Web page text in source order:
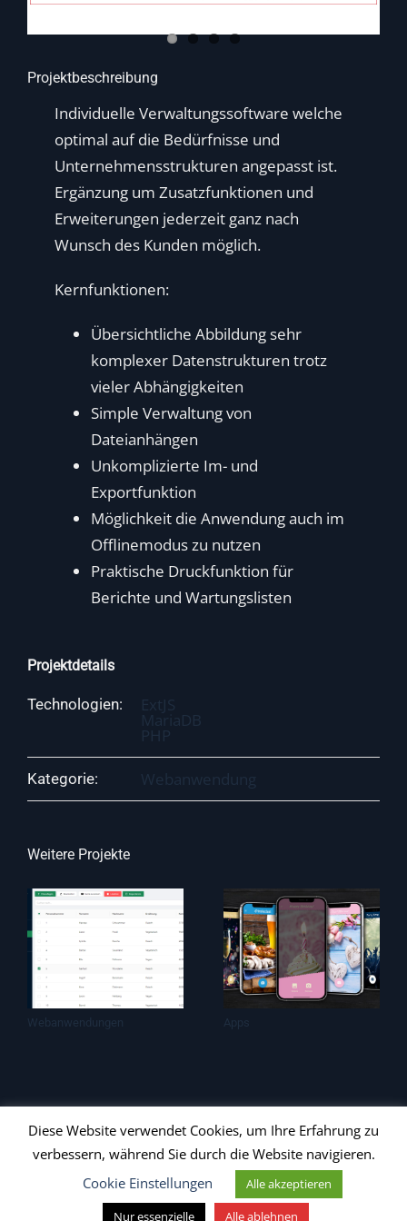
Projektbeschreibung
Individuelle Verwaltungssoftware welche
optimal auf die Bedürfnisse und
Unternehmensstrukturen angepasst ist.
Ergänzung um Zusatzfunktionen und
Erweiterungen jederzeit ganz nach
Wunsch des Kunden möglich.
Kernfunktionen:
Übersichtliche Abbildung sehr
komplexer Datenstrukturen trotz
vieler Abhängigkeiten
Simple Verwaltung von
Dateianhängen
Unkomplizierte Im- und
Exportfunktion
Möglichkeit die Anwendung auch im
Offlinemodus zu nutzen
Praktische Druckfunktion für
Berichte und Wartungslisten
Projektdetails
Technologien: ExtJS
MariaDB
PHP
Kategorie: Webanwendung
Weitere Projekte
Webanwendungen Apps
Copyright 2023 - 2026 byDaniel Freiburger's
Code-Schneiderei|Datenschutzerklärung|
Diese Website verwendet Cookies, um Ihre Erfahrung zu
verbessern, während Sie durch die Website navigieren.
Cookie Einstellungen
Alle akzeptieren
Nur essenzielle
Alle ablehnen